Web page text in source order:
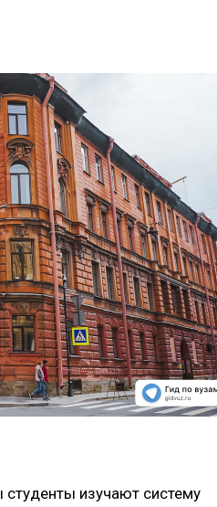
изучают систему